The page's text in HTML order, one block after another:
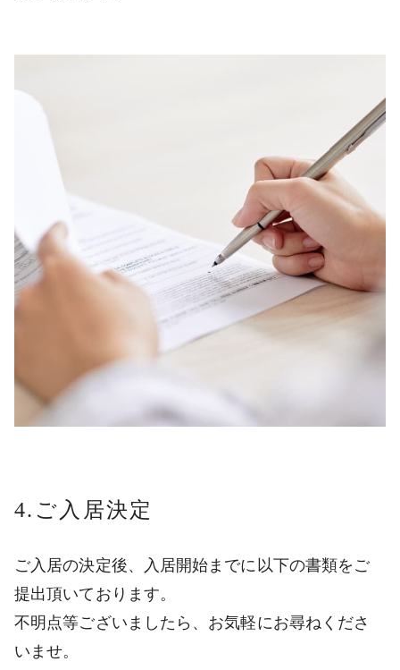
4.ご入居決定
ご入居の決定後、入居開始までに以下の書類をご
提出頂いております。
不明点等ございましたら、お気軽にお尋ねくださ
いませ。